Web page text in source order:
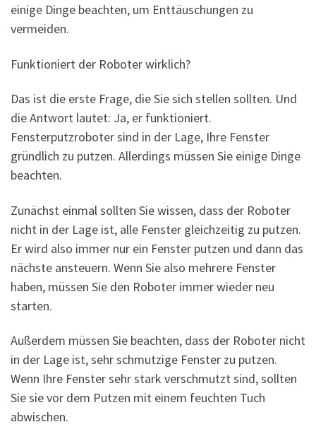
einige Dinge beachten, um Enttäuschungen zu
vermeiden.
Funktioniert der Roboter wirklich?
Das ist die erste Frage, die Sie sich stellen sollten. Und
die Antwort lautet: Ja, er funktioniert.
Fensterputzroboter sind in der Lage, Ihre Fenster
gründlich zu putzen. Allerdings müssen Sie einige Dinge
beachten.
Zunächst einmal sollten Sie wissen, dass der Roboter
nicht in der Lage ist, alle Fenster gleichzeitig zu putzen.
Er wird also immer nur ein Fenster putzen und dann das
nächste ansteuern. Wenn Sie also mehrere Fenster
haben, müssen Sie den Roboter immer wieder neu
starten.
Außerdem müssen Sie beachten, dass der Roboter nicht
in der Lage ist, sehr schmutzige Fenster zu putzen.
Wenn Ihre Fenster sehr stark verschmutzt sind, sollten
Sie sie vor dem Putzen mit einem feuchten Tuch
abwischen.